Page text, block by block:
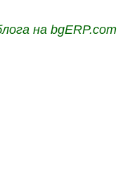
на bgERP.com